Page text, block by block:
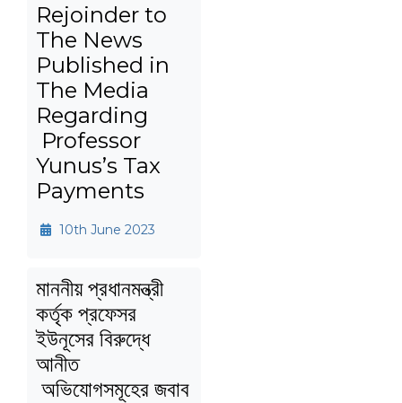
Rejoinder to
The News
Published in
The Media
Regarding
Professor
Yunus’s Tax
Payments
10th June 2023
মাননীয় প্রধানমন্ত্রী
কর্তৃক প্রফেসর
ইউনূসের বিরুদ্ধে
আনীত
অভিযোগসমূহের জবাব